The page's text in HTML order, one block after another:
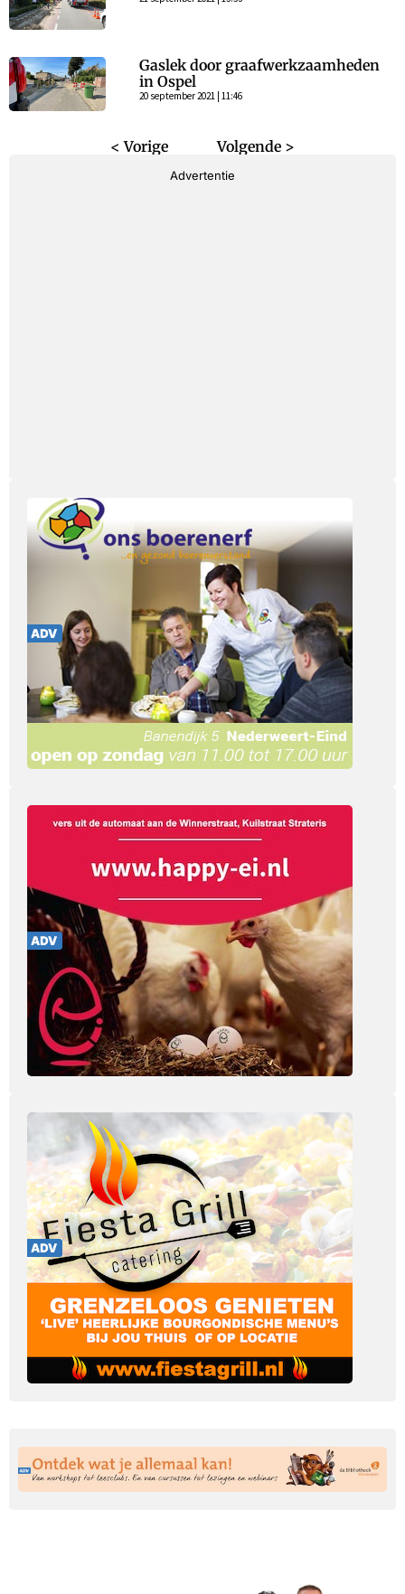
Gaslek door graafwerkzaamheden
in Ospel
20 september 2021 | 11:46
< Vorige Volgende >
Advertentie